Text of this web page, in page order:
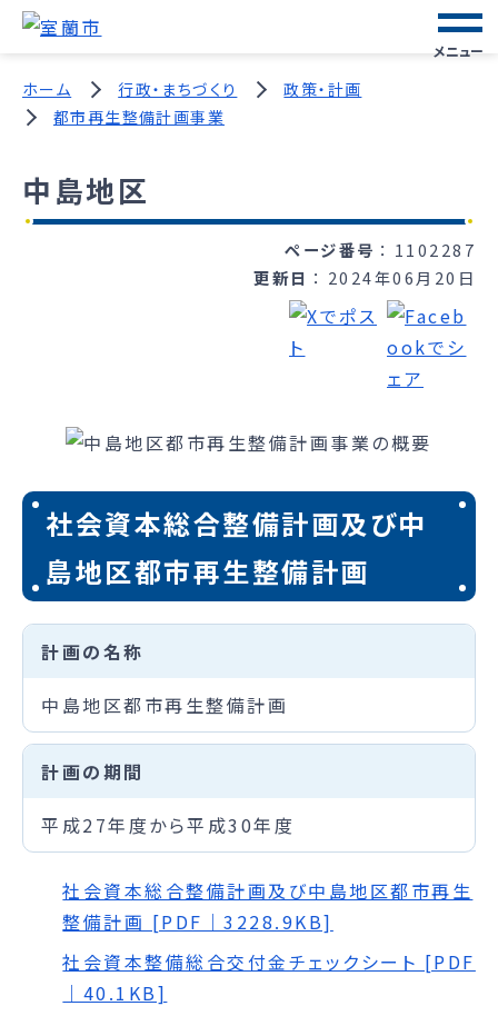
メニュー
ホーム 行政・まちづくり
政策・計画
都市再生整備計画事業
中島地区
ページ番号
1102287
更新日
2024年06月20日
社会資本総合整備計画及び中
島地区都市再生整備計画
計画の名称
中島地区都市再生整備計画
計画の期間
平成27年度から平成30年度
社会資本総合整備計画及び中島地区都市再生
整備計画 [PDF｜3228.9KB]
社会資本整備総合交付金チェックシート [PDF
｜40.1KB]